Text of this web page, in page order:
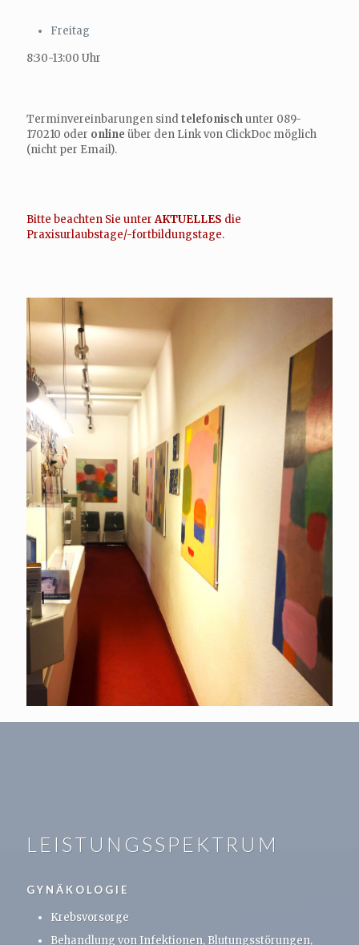
Freitag
8:30-13:00 Uhr
Terminvereinbarungen sindtelefonischunter 089-
170210 oder online über den Link von ClickDoc möglich
(nicht per Email).
Bitte beachten Sie unterAKTUELLES die
Praxisurlaubstage/-fortbildungstage.
LEISTUNGSSPEKTRUM
GYNÄKOLOGIE
Krebsvorsorge
Behandlung von Infektionen, Blutungsstörungen,